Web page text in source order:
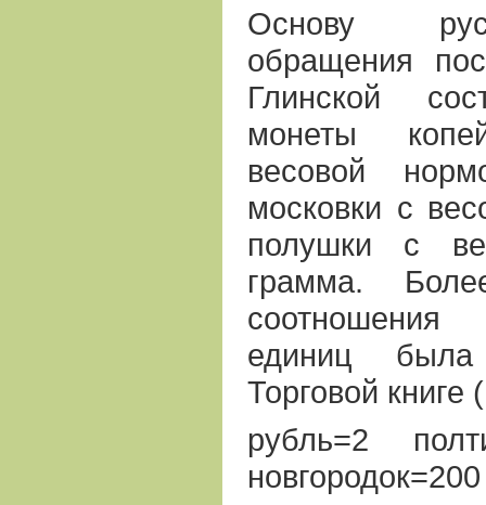
Основу
обращения
Глинской
монеты
весовой
московки c
полушки с
грамма.
соотношения
единиц
Торговой книге
рубль=2